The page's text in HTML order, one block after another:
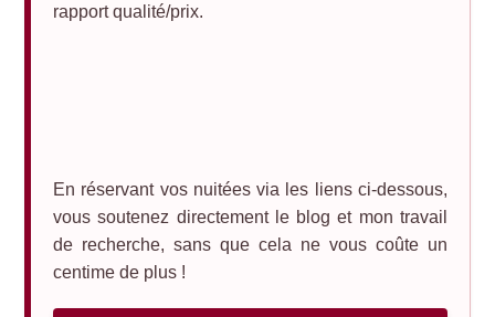
rapport qualité/prix.
En réservant vos nuitées via les liens ci-dessous,
vous soutenez directement le blog et mon travail
de recherche, sans que cela ne vous coûte un
centime de plus !